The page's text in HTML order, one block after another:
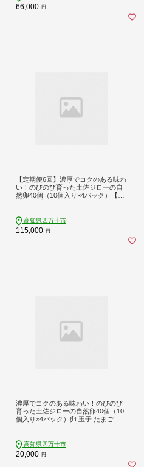
66,000 円
【定期便6回】濃厚でコクのある味わ
い！のびのび育った土佐ジローの自
然卵40個（10個入り×4パック）【合
味 濃厚 コク おいしい 自慢 こだわり
卵 高知 高知県 四万十市 産地直送 送
料無料 26-1016
高知県四万十市
115,000 円
濃厚でコクのある味わい！のびのび
育った土佐ジローの自然卵40個（10
個入り×4パック）卵 玉子 たまご 鶏
こだわり卵 高知 高知県 四万十市 産
地直送 送料無料 26-1011
高知県四万十市
20,000 円